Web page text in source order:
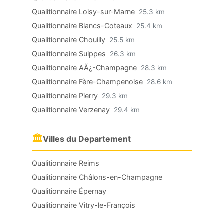
Qualitionnaire Loisy-sur-Marne 25.3 km
Qualitionnaire Blancs-Coteaux 25.4 km
Qualitionnaire Chouilly 25.5 km
Qualitionnaire Suippes 26.3 km
Qualitionnaire AÃ¿-Champagne 28.3 km
Qualitionnaire Fère-Champenoise 28.6 km
Qualitionnaire Pierry 29.3 km
Qualitionnaire Verzenay 29.4 km
🏛Villes du Departement
Qualitionnaire Reims
Qualitionnaire Châlons-en-Champagne
Qualitionnaire Épernay
Qualitionnaire Vitry-le-François